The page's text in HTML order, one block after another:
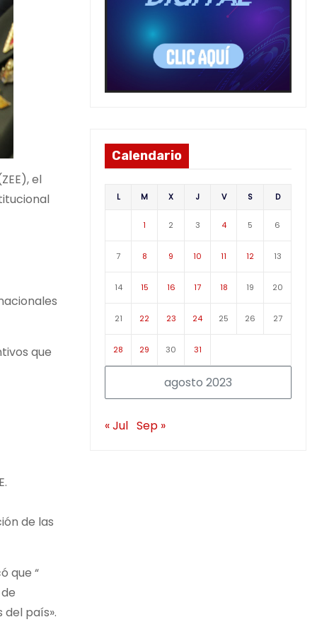
el
que
de las
que “
país».
Calendario
agosto 2023
L M X J V S D
1 2 3 4 5 6
7 8 9 10 11 12 13
14 15 16 17 18 19 20
21 22 23 24 25 26 27
28 29 30 31
« Jul Sep »